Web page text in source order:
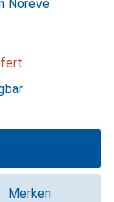
Noreve
Merken